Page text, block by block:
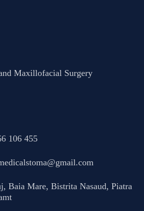
Maxillofacial Surgery
106 455
, Baia Mare, Bistrita Nasaud, Piatra